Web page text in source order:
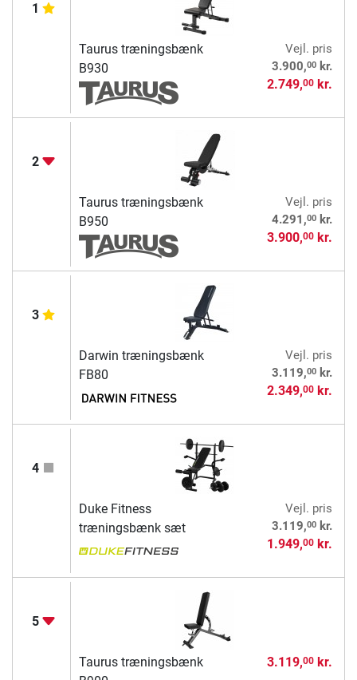
1
Taurus træningsbænk
B930
Vejl. pris
3.900,00kr.
2.749,00kr.
2
Taurus træningsbænk
B950
Vejl. pris
4.291,00kr.
3.900,00kr.
3
Darwin træningsbænk
FB80
Vejl. pris
3.119,00kr.
2.349,00kr.
4
Duke Fitness
træningsbænk sæt
Vejl. pris
3.119,00kr.
1.949,00kr.
5
Taurus træningsbænk
3.119,00kr.